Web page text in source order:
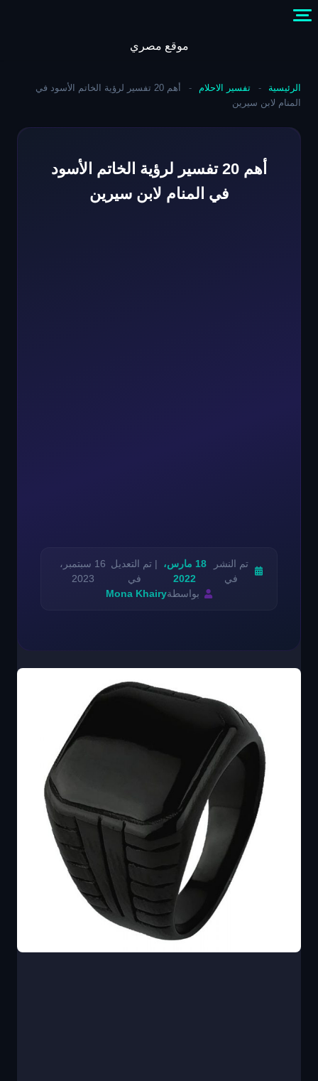
موقع مصري
الرئيسية - تفسير الاحلام -
أهم 20 تفسير لرؤية الخاتم الأسود في
المنام لابن سيرين
أهم 20 تفسير لرؤية الخاتم الأسود
في المنام لابن سيرين
تم النشر
في
18 مارس،
2022
| تم التعديل
في
16 سبتمبر،
2023
بواسطةMona Khairy